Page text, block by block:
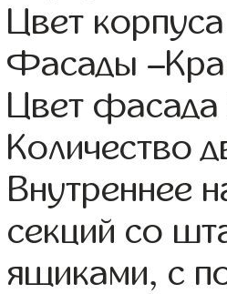
Цвет
Фасады
Цвет фасада
Количество
Внутреннее
секций со
ящиками, с